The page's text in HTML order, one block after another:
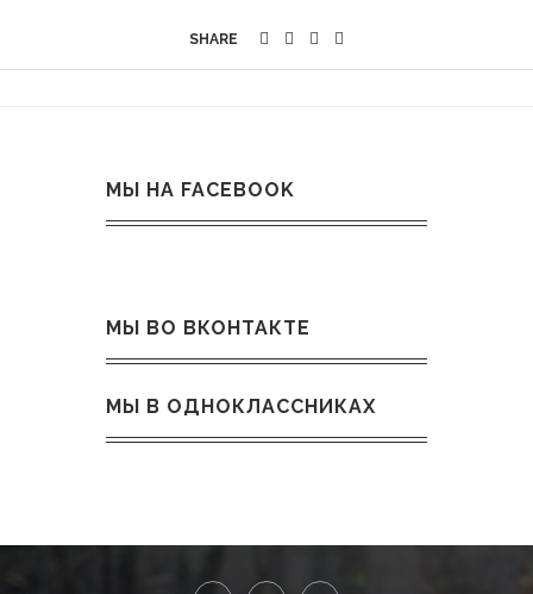
SHARE
МЫ НА FACEBOOK
МЫ ВО ВКОНТАКТЕ
МЫ В ОДНОКЛАССНИКАХ